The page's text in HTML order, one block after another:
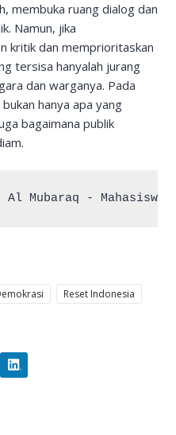
membuka ruang dialog dan
Namun, jika
kritik dan memprioritaskan
tersisa hanyalah jurang
dan warganya. Pada
hanya apa yang
bagaimana publik
Al Mubaraq - Mahasiswa
Reset Indonesia